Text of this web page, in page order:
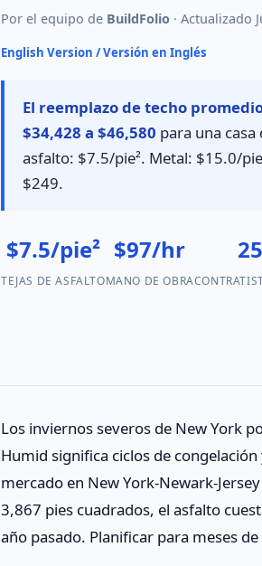
Por el equipo de BuildFolio · Actualizado
English Version / Versión en Inglés
El reemplazo de techo
$34,428 a $46,580 para una casa
asfalto: $7.5/pie². Metal: $15.0/
$249.
$7.5/pie²
TEJAS DE ASFALTO
$97/hr
MANO DE OBRA
Los inviernos severos de New York
Humid significa ciclos de
mercado en New York-Newark-
3,867 pies cuadrados, el asfalto
año pasado. Planificar para meses